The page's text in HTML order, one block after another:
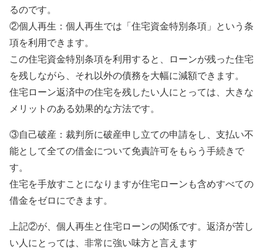
るのです。
②個人再生：個人再生では「住宅資金特別条項」という条
項を利用できます。
この住宅資金特別条項を利用すると、ローンが残った住宅
を残しながら、それ以外の債務を大幅に減額できます。
住宅ローン返済中の住宅を残したい人にとっては、大きな
メリットのある効果的な方法です。
③自己破産：裁判所に破産申し立ての申請をし、支払い不
能として全ての借金について免責許可をもらう手続きで
す。
住宅を手放すことになりますが住宅ローンも含めすべての
借金をゼロにできます。
上記②が、個人再生と住宅ローンの関係です。返済が苦し
い人にとっては、非常に強い味方と言えます